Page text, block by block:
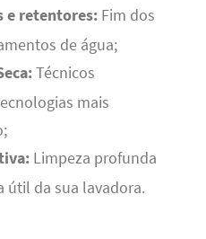
e retentores:Fim dos
de água;
Técnicos
mais
Limpeza profunda
útil da sua lavadora.